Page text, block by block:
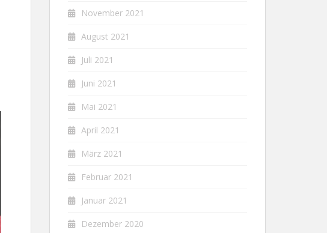
November 2021
August 2021
Juli 2021
Juni 2021
Mai 2021
April 2021
März 2021
Februar 2021
Januar 2021
Dezember 2020